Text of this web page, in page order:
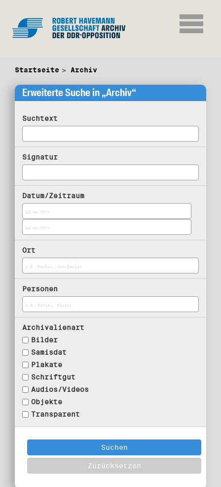
Startseite Archiv
Erweiterte Suche in „Archiv“
Suchtext
Signatur
Datum/Zeitraum
Ort
Personen
Archivalienart
Bilder
Samisdat
Plakate
Schriftgut
Audios/Videos
Objekte
Transparent